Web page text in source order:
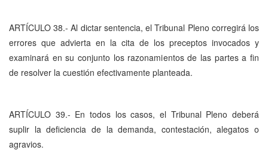
ARTÍCULO 38.- Al dictar sentencia, el Tribunal Pleno corregirá los
errores que advierta en la cita de los preceptos invocados y
examinará en su conjunto los razonamientos de las partes a fin
de resolver la cuestión efectivamente planteada.
ARTÍCULO 39.- En todos los casos, el Tribunal Pleno deberá
suplir la deficiencia de la demanda, contestación, alegatos o
agravios.